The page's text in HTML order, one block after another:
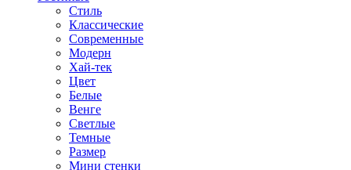
Стиль
Классические
Современные
Модерн
Хай-тек
Цвет
Белые
Венге
Светлые
Темные
Размер
Мини стенки